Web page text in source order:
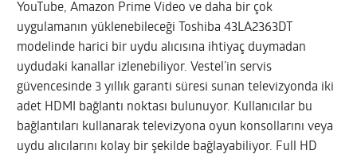
YouTube, Amazon Prime Video ve daha bir çok
uygulamanın yüklenebileceği Toshiba 43LA2363DT
modelinde harici bir uydu alıcısına ihtiyaç duymadan
uydudaki kanallar izlenebiliyor. Vestel’in servis
güvencesinde 3 yıllık garanti süresi sunan televizyonda iki
adet HDMI bağlantı noktası bulunuyor. Kullanıcılar bu
bağlantıları kullanarak televizyona oyun konsollarını veya
uydu alıcılarını kolay bir şekilde bağlayabiliyor. Full HD